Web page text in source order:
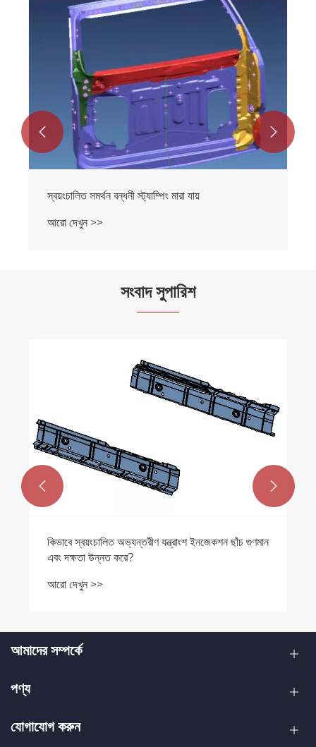
সমর্থন বন্ধনী স্ট্যাম্পিং মারা যায়
 
সংবাদ সুপারিশ
ইনজেকশন ছাঁচ গুণমান
স্বয়ংক্রিয় লাইন সিরিজের ছাঁচগুলি
 
আমাদের সম্পর্কে
পণ্য
যোগাযোগ করুন